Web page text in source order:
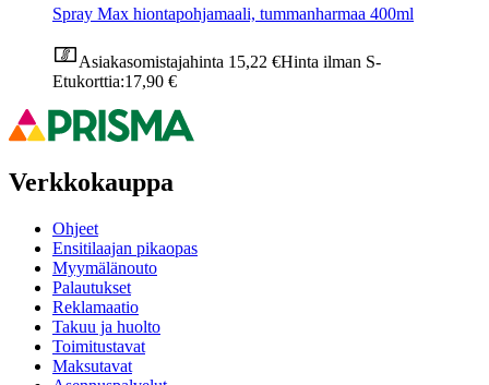
Spray Max hiontapohjamaali, tummanharmaa 400ml
Asiakasomistajahinta 15,22 €Hinta ilman S-
Etukorttia:17,90 €
Verkkokauppa
Ohjeet
Ensitilaajan pikaopas
Myymälänouto
Palautukset
Reklamaatio
Takuu ja huolto
Toimitustavat
Maksutavat